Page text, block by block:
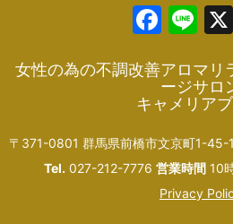
女性の為の不調改善アロマリ
ージサロ
キャメリア
〒371-0801 群馬県前橋市文京町1-45-
Tel. 027-212-7776 営業時間10
Privacy